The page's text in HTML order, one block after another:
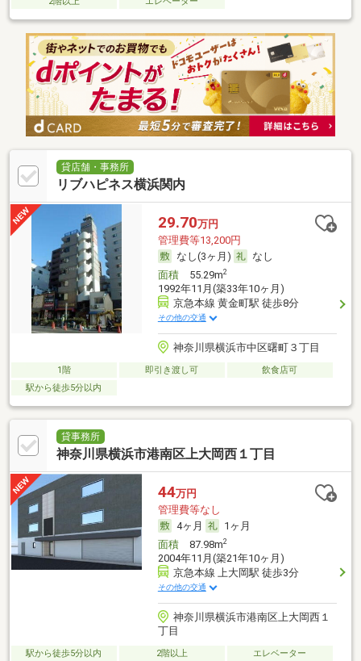
貸店舗・事務所
リブハピネス横浜関内
29.70万円
管理費等13,200円
なし(3ヶ月)
なし
面積55.29m2
1992年11月(築33年10ヶ月)
京急本線 黄金町駅 徒歩8分
その他の交通
神奈川県横浜市中区曙町３丁目
1階 即引き渡し可
飲食店可
駅から徒歩5分以内
貸事務所
神奈川県横浜市港南区上大岡西１丁目
44万円
管理費等なし
4ヶ月
1ヶ月
面積87.98m2
2004年11月(築21年10ヶ月)
京急本線 上大岡駅 徒歩3分
その他の交通
神奈川県横浜市港南区上大岡西１
丁目
駅から徒歩5分以内 2階以上 エレベーター